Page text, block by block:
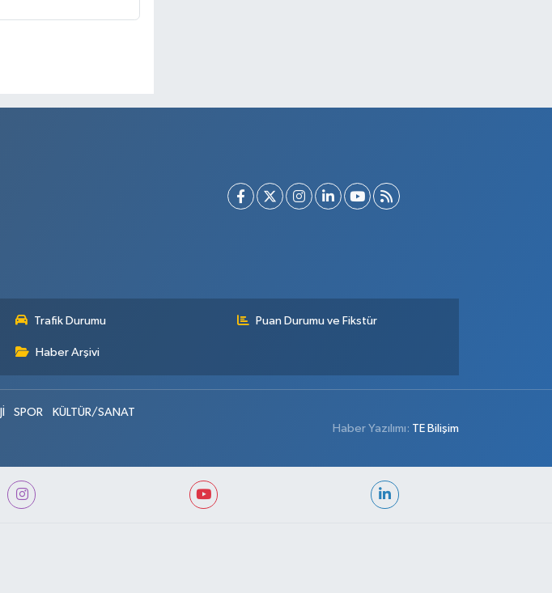
Trafik Durumu Puan Durumu ve Fikstür
Haber Arşivi
SPOR
KÜLTÜR/SANAT
Haber Yazılımı: TE Bilişim